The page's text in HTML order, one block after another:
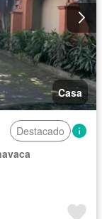
Casa
Destacado